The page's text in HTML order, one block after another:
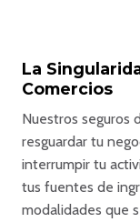
La
Comercios
Nuestros seguros
resguardar tu
interrumpir tu
tus fuentes de
modalidades que